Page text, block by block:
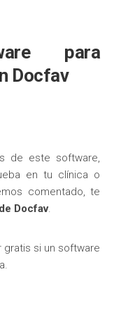
para
Docfav
de este software,
en tu clínica o
comentado, te
Docfav.
si un software